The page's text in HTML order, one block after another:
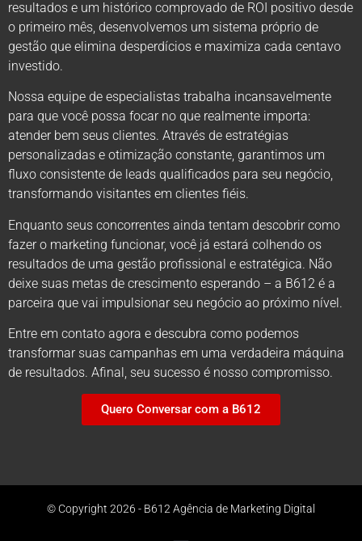
resultados e um histórico comprovado de ROI positivo desde
o primeiro mês, desenvolvemos um sistema próprio de
gestão que elimina desperdícios e maximiza cada centavo
investido.
Nossa equipe de especialistas trabalha incansavelmente
para que você possa focar no que realmente importa:
atender bem seus clientes. Através de estratégias
personalizadas e otimização constante, garantimos um
fluxo consistente de leads qualificados para seu negócio,
transformando visitantes em clientes fiéis.
Enquanto seus concorrentes ainda tentam descobrir como
fazer o marketing funcionar, você já estará colhendo os
resultados de uma gestão profissional e estratégica. Não
deixe suas metas de crescimento esperando – a B612 é a
parceira que vai impulsionar seu negócio ao próximo nível.
Entre em contato agora e descubra como podemos
transformar suas campanhas em uma verdadeira máquina
de resultados. Afinal, seu sucesso é nosso compromisso.
Quero Conversar com a B612
© Copyright 2026 - B612 Agência de Marketing Digital